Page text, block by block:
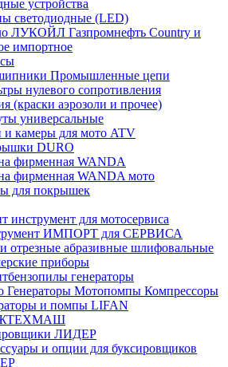
устройства
светодиодные (LED)
ЛУКОЙЛ Газпромнефть Country и
импортное
Промышленные цепи
нулевого сопротивления
(краски аэрозоли и прочее)
универсальные
камеры для мото ATV
DURO
фирменная WANDA
фирменная WANDA мото
для покрышек
инструмент для мотосервиса
ИМПОРТ для СЕРВИСА
отрезные абразивные шлифовальные
приборы
генераторы
Генераторы Мотопомпы Компрессоры
и помпы LIFAN
ЛИДЕР
и опции для буксировщиков